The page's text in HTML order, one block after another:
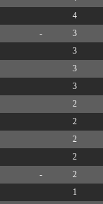
4
-
3
3
3
3
2
2
2
2
-
2
1